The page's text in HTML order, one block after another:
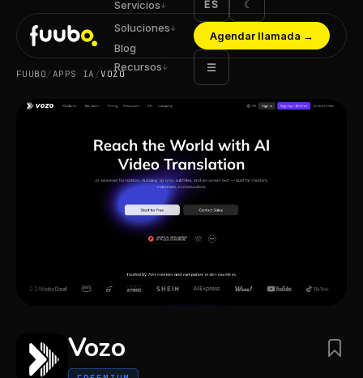
Servicios↓
Soluciones↓
Blog
Recursos↓
ES ☾
Agendar llamada →
☰
FUUBO/APPS IA /VOZO
Vozo